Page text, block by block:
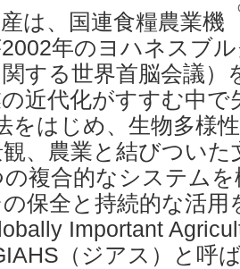
は、国連食糧農業機
年のヨハネスブ
する世界首脳会議）
近代化がすすむ中
をはじめ、生物多様
、農業と結びつい
複合的なシステム
保全と持続的な活
Important
（ジアス）と呼